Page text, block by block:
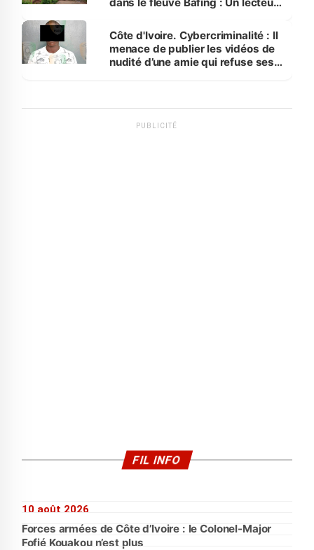
des Transports
Côte d'Ivoire. Cybercriminalité : Il
menace de publier les vidéos de
nudité d’une amie qui refuse ses
PUBLICITÉ
FIL INFO
10 août 2026
Forces armées de Côte d’Ivoire : le Colonel-Major
Fofié Kouakou n’est plus